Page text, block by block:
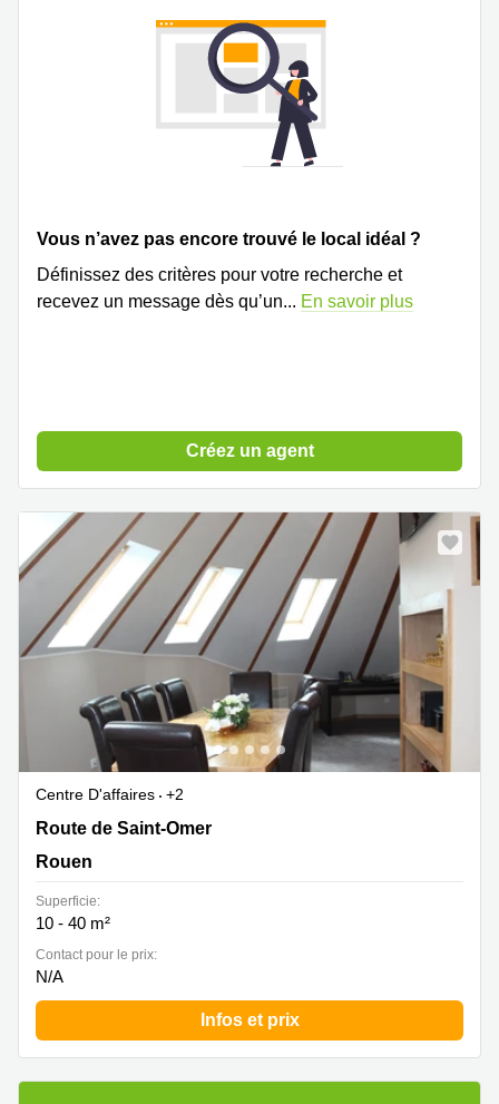
Vous n’avez pas encore trouvé le local idéal ?
Définissez des critères pour votre recherche et
recevez un message dès qu’un... En savoir plus
Créez un agent
Centre D'affaires
+2
Route de Saint-Omer 1320, Rouen
Route de Saint-Omer
Rouen
Superficie:
10 - 40 m²
Contact pour le prix:
N/A
Infos et prix